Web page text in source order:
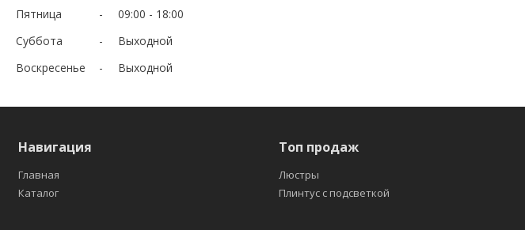
Пятница
09:00
18:00
Суббота
Выходной
Воскресенье
Выходной
Навигация
Главная
Каталог
Топ продаж
Люстры
Плинтус с подсветкой